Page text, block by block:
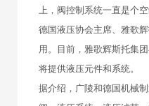
上，阀控制系统一直是个
德国液压协会主席、雅歌
用。目前，雅歌辉斯托集
将提供液压元件和系统。
据介绍，广陵和德国机械